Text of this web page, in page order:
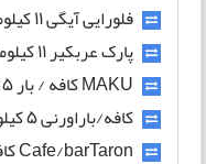
فلورایی آیگی 11 کیلومتر
پارک عربکیر 11 کیلومتر
کافه/باراورنی 5 کیلومتر